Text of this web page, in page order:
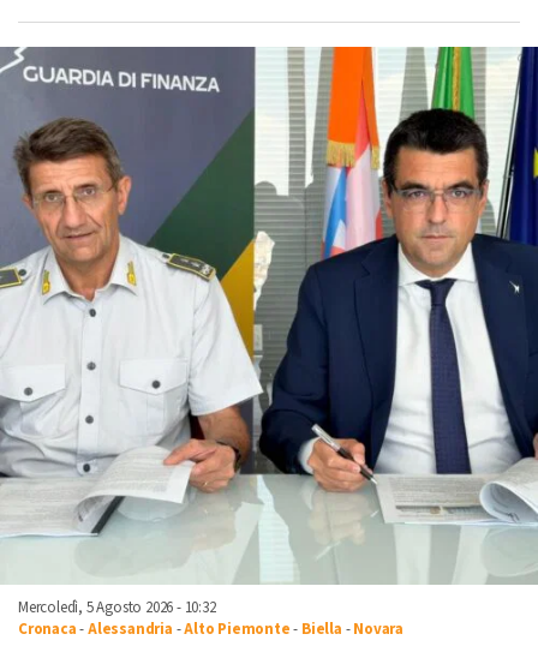
Mercoledì, 5 Agosto 2026 - 10:32
Cronaca-Alessandria -Alto Piemonte- Biella -Novara